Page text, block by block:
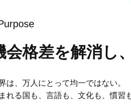
会格差を解消し
は、万人にとって均一ではない。
れる国も、言語も、文化も、慣習